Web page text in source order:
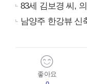
83세 김보경 씨,
남양주 한강뷰 신
좋아요